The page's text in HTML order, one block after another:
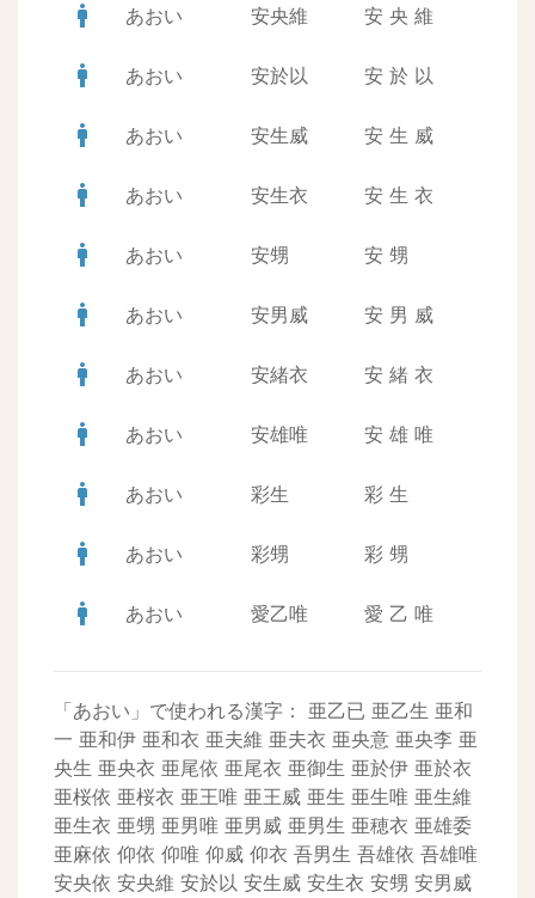
man あおい 安央維 安 央 維
man あおい 安於以 安 於 以
man あおい 安生威 安 生 威
man あおい 安生衣 安 生 衣
man あおい 安甥 安 甥
man あおい 安男威 安 男 威
man あおい 安緒衣 安 緒 衣
man あおい 安雄唯 安 雄 唯
man あおい 彩生 彩 生
man あおい 彩甥 彩 甥
man あおい 愛乙唯 愛 乙 唯
「あおい」で使われる漢字： 亜乙已 亜乙生 亜和
一 亜和伊 亜和衣 亜夫維 亜夫衣 亜央意 亜央李 亜
央生 亜央衣 亜尾依 亜尾衣 亜御生 亜於伊 亜於衣
亜桜依 亜桜衣 亜王唯 亜王威 亜生 亜生唯 亜生維
亜生衣 亜甥 亜男唯 亜男威 亜男生 亜穂衣 亜雄委
亜麻依 仰依 仰唯 仰威 仰衣 吾男生 吾雄依 吾雄唯
安央依 安央維 安於以 安生威 安生衣 安甥 安男威